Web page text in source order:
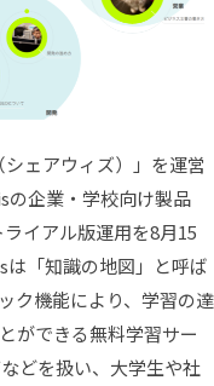
ェアウィズ）」を運営
の企業・学校向け製品
イアル版運用を8月15
は「知識の地図」と呼ば
ク機能により、学習の達
ができる無料学習サー
どを扱い、大学生や社